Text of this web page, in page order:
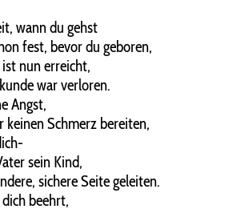
wann du gehst
fest, bevor du geboren,
nun erreicht,
war verloren.
Angst,
keinen Schmerz bereiten,
sein Kind,
sichere Seite geleiten.
beehrt,